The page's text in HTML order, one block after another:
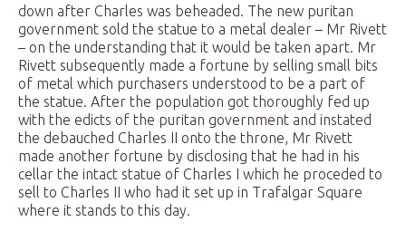
down after Charles was beheaded. The new puritan
government sold the statue to a metal dealer – Mr Rivett
– on the understanding that it would be taken apart. Mr
Rivett subsequently made a fortune by selling small bits
of metal which purchasers understood to be a part of
the statue. After the population got thoroughly fed up
with the edicts of the puritan government and instated
the debauched Charles II onto the throne, Mr Rivett
made another fortune by disclosing that he had in his
cellar the intact statue of Charles I which he proceded to
sell to Charles II who had it set up in Trafalgar Square
where it stands to this day.